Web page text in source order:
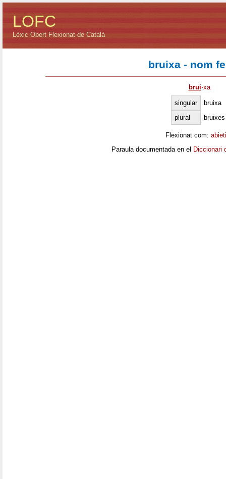
LOFC
Lèxic Obert Flexionat de Català
bruixa - nom
brui·xa
singular
bruixa
plural
bruixes
Flexionat com:
Paraula documentada en el Diccionari